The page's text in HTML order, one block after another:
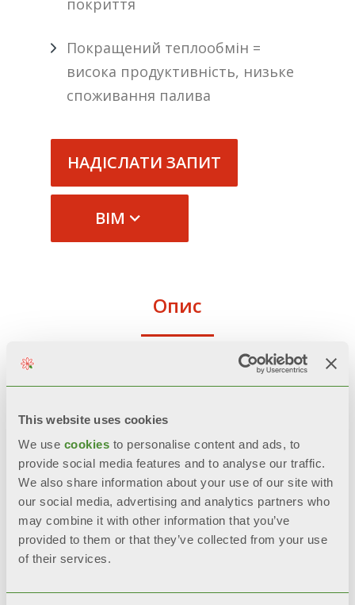
This website uses cookies
We use cookies to personalise content and ads, to
provide social media features and to analyse our traffic.
We also share information about your use of our site with
our social media, advertising and analytics partners who
may combine it with other information that you’ve
provided to them or that they’ve collected from your use
of their services.
покриття
Покращений теплообмін =
висока продуктивність, низьке
споживання палива
НАДІСЛАТИ ЗАПИТ
BIM
Опис
Технічні дані
На усі моделіEXCLUSIVO
поширюється гарантія
10 років
від дати встановлення на
виробничі дефекти, за умови, що